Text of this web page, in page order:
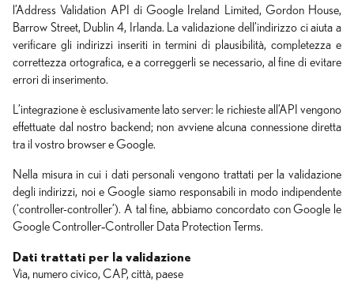
l’Address Validation API di Google Ireland Limited, Gordon House,
Barrow Street, Dublin 4, Irlanda. La validazione dell’indirizzo ci aiuta a
verificare gli indirizzi inseriti in termini di plausibilità, completezza e
correttezza ortografica, e a correggerli se necessario, al fine di evitare
errori di inserimento.
L’integrazione è esclusivamente lato server: le richieste all’API vengono
effettuate dal nostro backend; non avviene alcuna connessione diretta
tra il vostro browser e Google.
Nella misura in cui i dati personali vengono trattati per la validazione
degli indirizzi, noi e Google siamo responsabili in modo indipendente
(‘controller-controller’). A tal fine, abbiamo concordato con Google le
Google Controller‑Controller Data Protection Terms.
Dati trattati per la validazione
Via, numero civico, CAP, città, paese